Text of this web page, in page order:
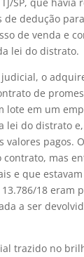
de dedução
de venda e
lei do distrato.
o
de
lote em um
lei do distrato
pagos. O
contrato, mas
e que
18 eram
a ser
trazido no